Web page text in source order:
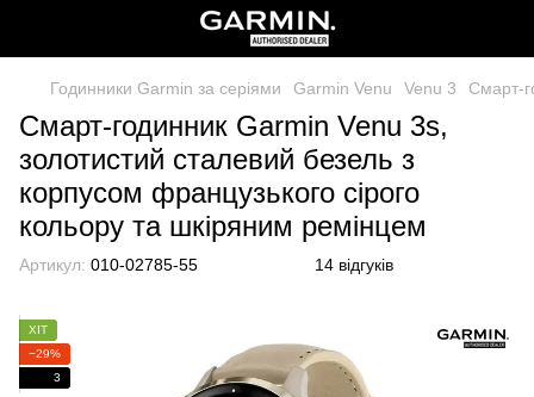
Годинники Garmin за серіями Garmin Venu Venu 3 Смарт-
Смарт-годинник Garmin Venu 3s,
золотистий сталевий безель з
корпусом французького сірого
кольору та шкіряним ремінцем
Артикул: 010-02785-55 14 відгуків
ХІТ
−29%
3